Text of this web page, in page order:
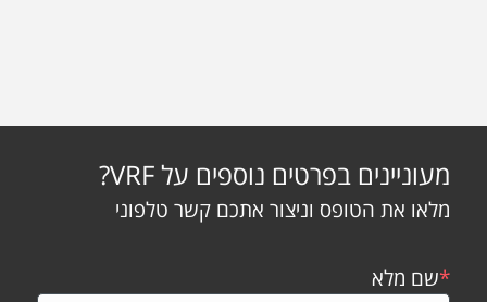
מעוניינים בפרטים נוספים על VRF?
מלאו את הטופס וניצור אתכם קשר טלפוני
*שם מלא